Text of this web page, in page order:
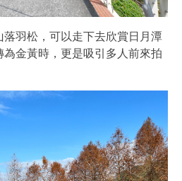
羽松，可以走下去欣賞日月潭
金黃時，更是吸引多人前來拍